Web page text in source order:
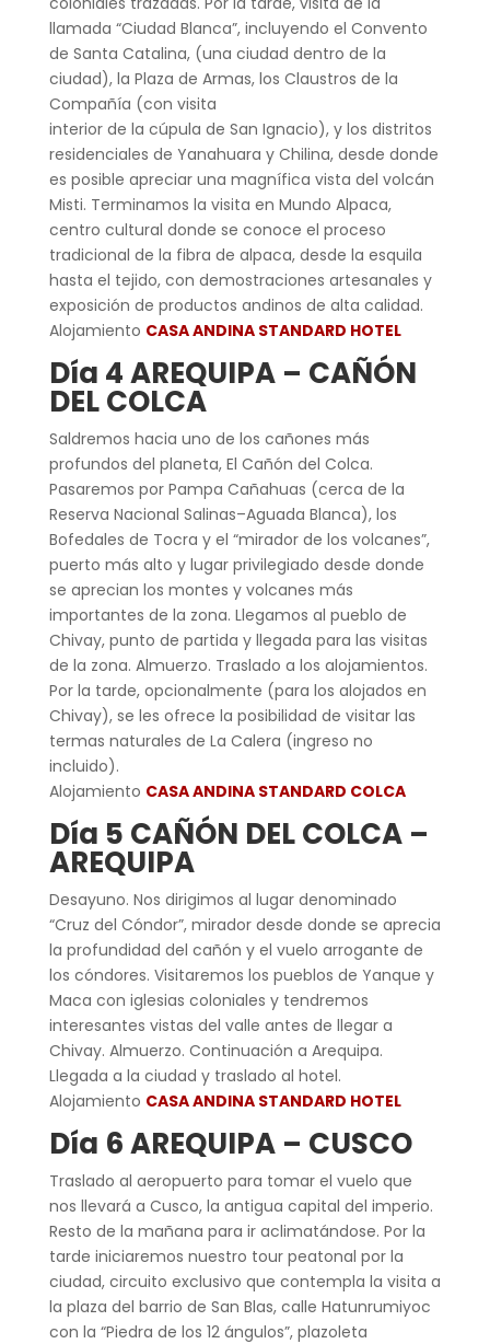
llamada “Ciudad Blanca”, incluyendo el Convento
de Santa Catalina, (una ciudad dentro de la
ciudad), la Plaza de Armas, los Claustros de la
Compañía (con visita
interior de la cúpula de San Ignacio), y los distritos
residenciales de Yanahuara y Chilina, desde donde
es posible apreciar una magnífica vista del volcán
Misti. Terminamos la visita en Mundo Alpaca,
centro cultural donde se conoce el proceso
tradicional de la fibra de alpaca, desde la esquila
hasta el tejido, con demostraciones artesanales y
exposición de productos andinos de alta calidad.
Alojamiento CASA ANDINA STANDARD HOTEL
Día 4 AREQUIPA – CAÑÓN
DEL COLCA
Saldremos hacia uno de los cañones más
profundos del planeta, El Cañón del Colca.
Pasaremos por Pampa Cañahuas (cerca de la
Reserva Nacional Salinas–Aguada Blanca), los
Bofedales de Tocra y el “mirador de los volcanes”,
puerto más alto y lugar privilegiado desde donde
se aprecian los montes y volcanes más
importantes de la zona. Llegamos al pueblo de
Chivay, punto de partida y llegada para las visitas
de la zona. Almuerzo. Traslado a los alojamientos.
Por la tarde, opcionalmente (para los alojados en
Chivay), se les ofrece la posibilidad de visitar las
termas naturales de La Calera (ingreso no
incluido).
Alojamiento CASA ANDINA STANDARD COLCA
Día 5 CAÑÓN DEL COLCA –
AREQUIPA
Desayuno. Nos dirigimos al lugar denominado
“Cruz del Cóndor”, mirador desde donde se aprecia
la profundidad del cañón y el vuelo arrogante de
los cóndores. Visitaremos los pueblos de Yanque y
Maca con iglesias coloniales y tendremos
interesantes vistas del valle antes de llegar a
Chivay. Almuerzo. Continuación a Arequipa.
Llegada a la ciudad y traslado al hotel.
Alojamiento CASA ANDINA STANDARD HOTEL
Día 6 AREQUIPA – CUSCO
Traslado al aeropuerto para tomar el vuelo que
nos llevará a Cusco, la antigua capital del imperio.
Resto de la mañana para ir aclimatándose. Por la
tarde iniciaremos nuestro tour peatonal por la
ciudad, circuito exclusivo que contempla la visita a
la plaza del barrio de San Blas, calle Hatunrumiyoc
con la “Piedra de los 12 ángulos”, plazoleta